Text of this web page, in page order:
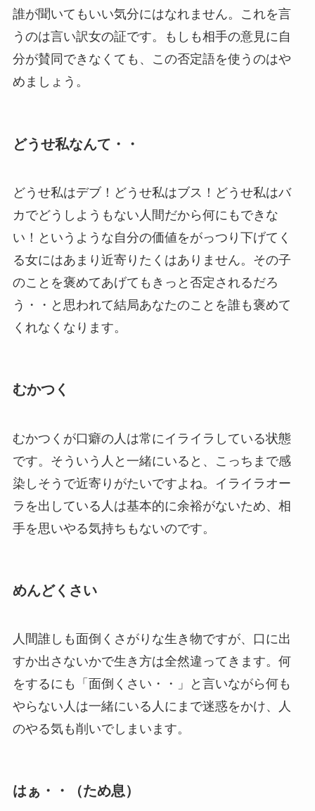
誰が聞いてもいい気分にはなれません。これを言
うのは言い訳女の証です。もしも相手の意見に自
分が賛同できなくても、この否定語を使うのはや
めましょう。
どうせ私なんて・・
どうせ私はデブ！どうせ私はブス！どうせ私はバ
カでどうしようもない人間だから何にもできな
い！というような自分の価値をがっつり下げてく
る女にはあまり近寄りたくはありません。その子
のことを褒めてあげてもきっと否定されるだろ
う・・と思われて結局あなたのことを誰も褒めて
くれなくなります。
むかつく
むかつくが口癖の人は常にイライラしている状態
です。そういう人と一緒にいると、こっちまで感
染しそうで近寄りがたいですよね。イライラオー
ラを出している人は基本的に余裕がないため、相
手を思いやる気持ちもないのです。
めんどくさい
人間誰しも面倒くさがりな生き物ですが、口に出
すか出さないかで生き方は全然違ってきます。何
をするにも「面倒くさい・・」と言いながら何も
やらない人は一緒にいる人にまで迷惑をかけ、人
のやる気も削いでしまいます。
はぁ・・（ため息）